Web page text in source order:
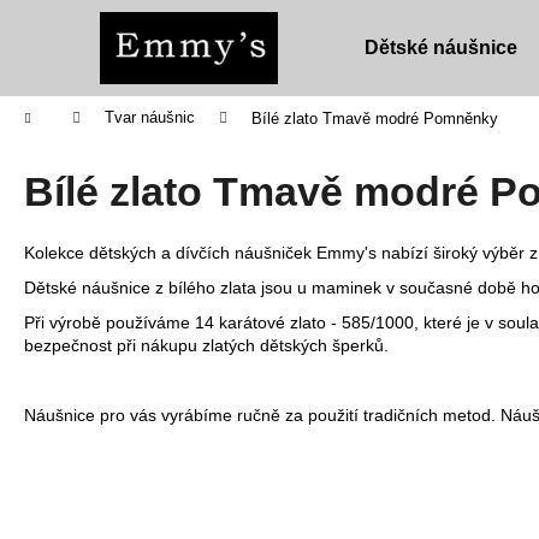
Dětské náušnice
Domů Tvar náušnic Bílé zlato Tmavě modré Pomněnky
Bílé zlato Tmavě modré
Kolekce dětských a dívčích náušniček Emmy's nabízí široký výběr
Dětské náušnice z bílého zlata jsou u maminek v současné době
Při výrobě používáme 14 karátové zlato - 585/1000, které je v
bezpečnost při nákupu zlatých dětských šperků.
Náušnice pro vás vyrábíme ručně za použití tradičních metod.
Zpět
do
Zpět
do